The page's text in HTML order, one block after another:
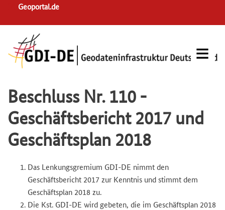
navigation
Geoportal.de
Beschluss Nr. 110 -
Geschäftsbericht 2017 und
Geschäftsplan 2018
Das Lenkungsgremium GDI-DE nimmt den
Geschäftsbericht 2017 zur Kenntnis und stimmt dem
Geschäftsplan 2018 zu.
Die Kst. GDI-DE wird gebeten, die im Geschäftsplan 2018